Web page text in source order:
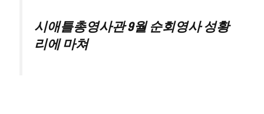
시애틀총영사관 9월 순회영사 성황
리에 마쳐